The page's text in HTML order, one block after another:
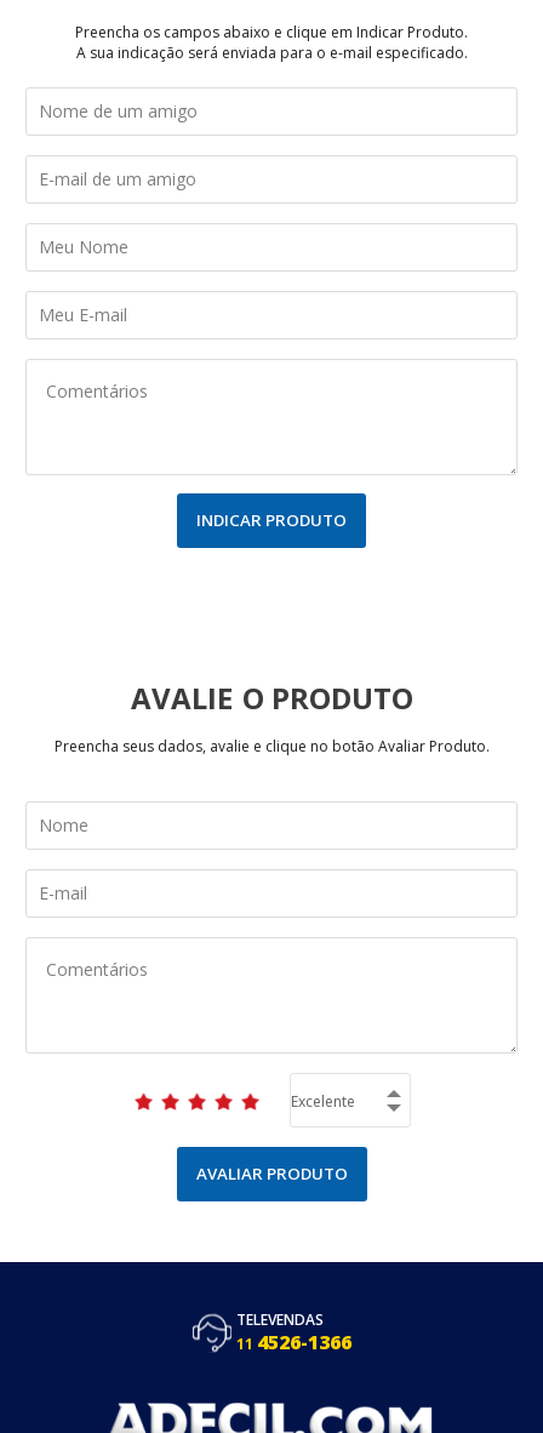
Preencha os campos abaixo e clique em Indicar Produto.
A sua indicação será enviada para o e-mail especificado.
INDICAR PRODUTO
AVALIE
Preencha seus dados, avalie e clique no botão Avaliar Produto.
AVALIAR PRODUTO
TELEVENDAS
11 4526-1366